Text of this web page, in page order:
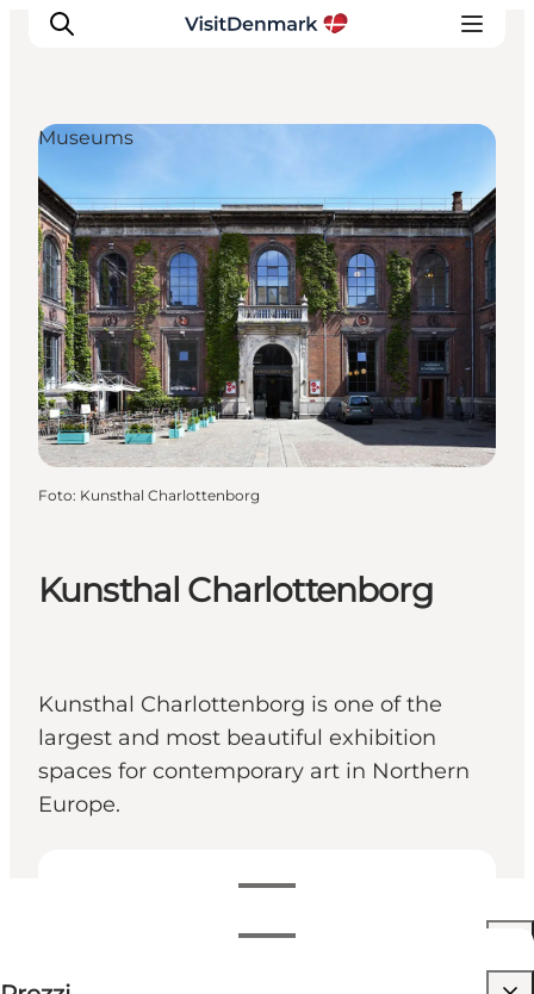
Ispirazioni
Dove andare
Cosa fare
Dove dormire
Pianifica il viaggio
Kunsthal Charlottenborg
Kunsthal Charlottenborg is one of the
largest and most beautiful exhibition
spaces for contemporary art in Northern
Europe.
Visualizza orari di apertura
Museums
Foto: Kunsthal Charlottenborg